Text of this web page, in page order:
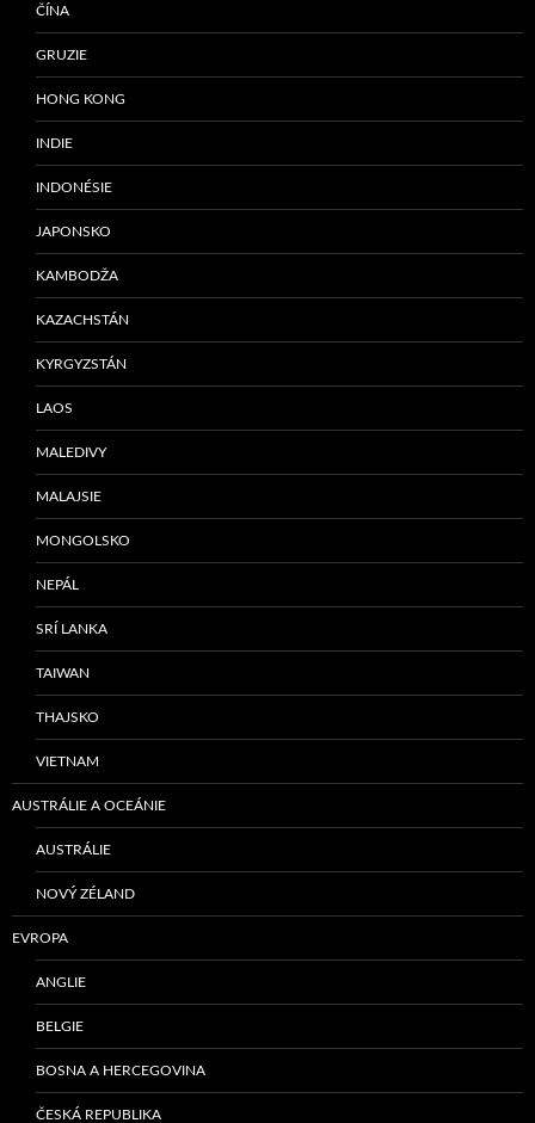
ČÍNA
GRUZIE
HONG KONG
INDIE
INDONÉSIE
JAPONSKO
KAMBODŽA
KAZACHSTÁN
KYRGYZSTÁN
LAOS
MALEDIVY
MALAJSIE
MONGOLSKO
NEPÁL
SRÍ LANKA
TAIWAN
THAJSKO
VIETNAM
AUSTRÁLIE A OCEÁNIE
AUSTRÁLIE
NOVÝ ZÉLAND
EVROPA
ANGLIE
BELGIE
BOSNA A HERCEGOVINA
ČESKÁ REPUBLIKA